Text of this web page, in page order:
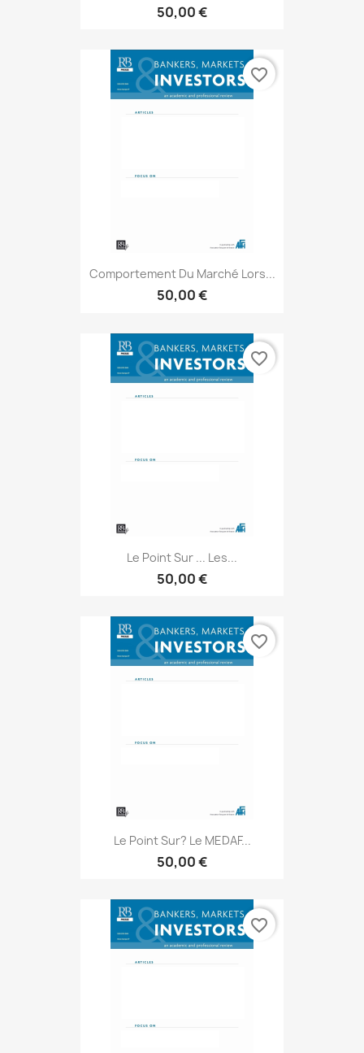
50,00 €
Comportement Du Marché Lors...
50,00 €
favorite_border
Le Point Sur ... Les...
50,00 €
favorite_border
Le Point Sur? Le MEDAF...
50,00 €
favorite_border
favorite_border